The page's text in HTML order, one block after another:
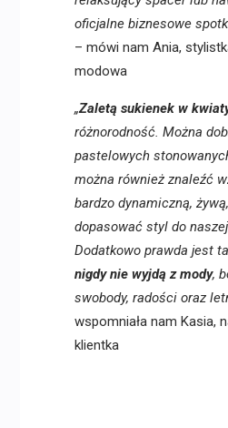
oficjalne biznesowe
– mówi nam Ania,
modowa
„Zaletą sukienek w
różnorodność. Można
pastelowych
można również znaleźć
bardzo dynamiczną,
dopasować styl do
Dodatkowo prawda jest
nigdy nie wyjdą z mody,
swobody, radości oraz
wspomniała nam Kasia,
klientka